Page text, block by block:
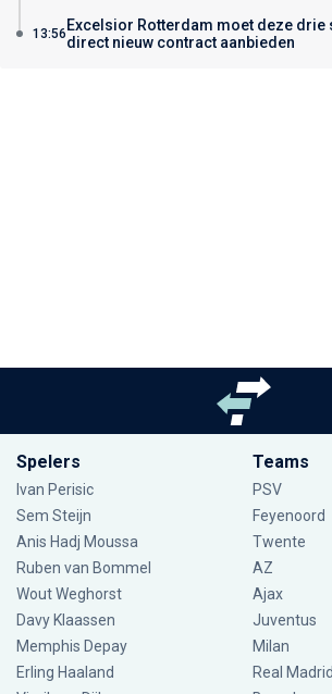
13:56 Excelsior Rotterdam moet deze drie
direct nieuw contract aanbieden
Spelers
Ivan Perisic
Sem Steijn
Anis Hadj Moussa
Ruben van Bommel
Wout Weghorst
Davy Klaassen
Memphis Depay
Erling Haaland
Teams
PSV
Feyenoord
Twente
AZ
Ajax
Juventus
Milan
Real Madrid